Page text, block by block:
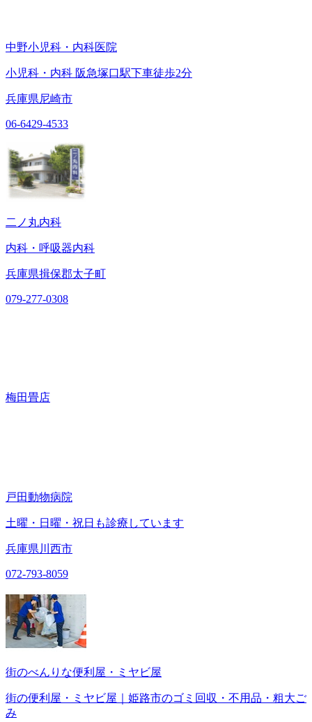
中野小児科・内科医院
小児科・内科 阪急塚口駅下車徒歩2分
兵庫県尼崎市
06-6429-4533
二ノ丸内科
内科・呼吸器内科
兵庫県揖保郡太子町
079-277-0308
梅田畳店
戸田動物病院
土曜・日曜・祝日も診療しています
兵庫県川西市
072-793-8059
街のべんりな便利屋・ミヤビ屋
街の便利屋・ミヤビ屋｜姫路市のゴミ回収・不用品・粗大ご
み